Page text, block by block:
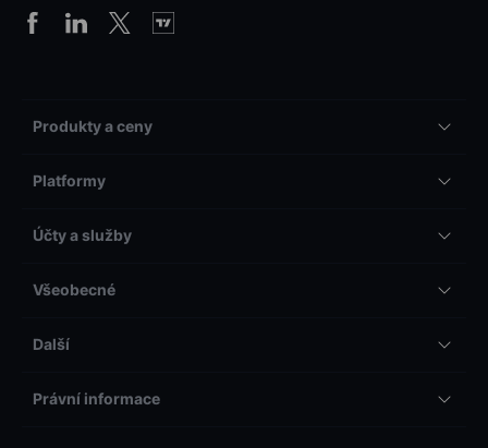
Produkty a ceny
Platformy
Účty a služby
Všeobecné
Další
Právní informace